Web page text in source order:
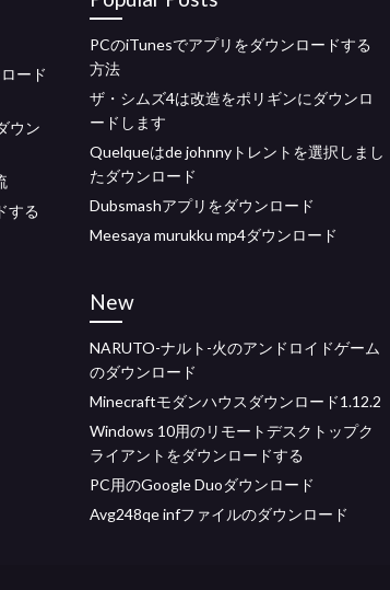
ード
ウン
する
PCのiTunesでアプリをダウンロードする
方法
ザ・シムズ4は改造をポリギンにダウンロ
ードします
Quelqueはde johnnyトレントを選択しまし
たダウンロード
Dubsmashアプリをダウンロード
Meesaya murukku mp4ダウンロード
New
NARUTO-ナルト-火のアンドロイドゲーム
のダウンロード
Minecraftモダンハウスダウンロード1.12.2
Windows 10用のリモートデスクトップク
ライアントをダウンロードする
PC用のGoogle Duoダウンロード
Avg248qe infファイルのダウンロード